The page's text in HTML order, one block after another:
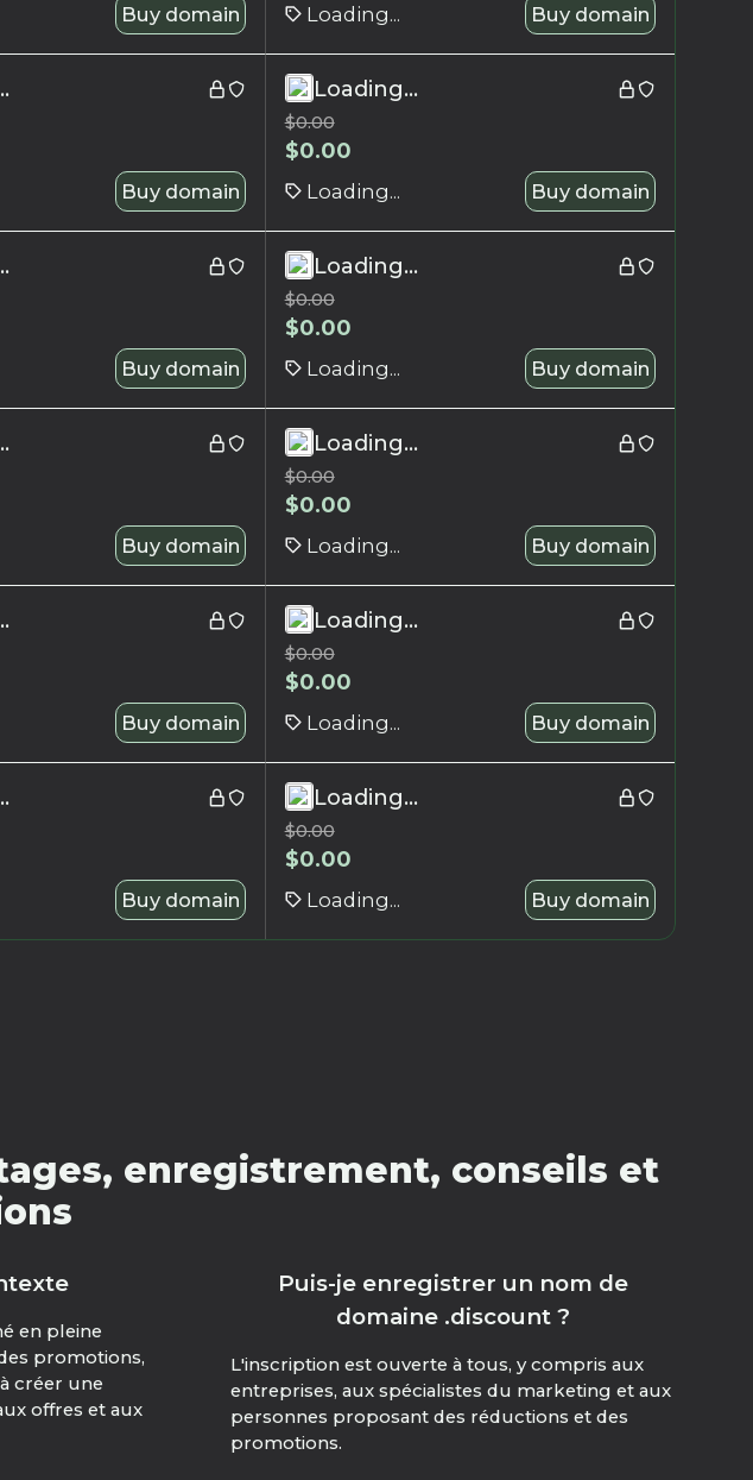
Buy domain Loading... Buy domain
Buy domain
Loading...
$0.00
$0.00
Loading... Buy domain
Buy domain
Loading...
$0.00
$0.00
Loading... Buy domain
Buy domain
Loading...
$0.00
$0.00
Loading... Buy domain
Buy domain
Loading...
$0.00
$0.00
Loading... Buy domain
Buy domain
Loading...
$0.00
$0.00
Loading... Buy domain
enregistrement, conseils et
en pleine
promotions,
créer une
offres et aux
Puis-je enregistrer un nom de
domaine .discount ?
L'inscription est ouverte à tous, y compris aux
entreprises, aux spécialistes du marketing et aux
personnes proposant des réductions et des
promotions.